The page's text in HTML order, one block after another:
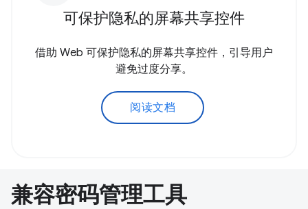
可保护隐私的屏幕共享控件
借助 Web 可保护隐私的屏幕共享控件，引导用户
避免过度分享。
阅读文档
兼容密码管理工具